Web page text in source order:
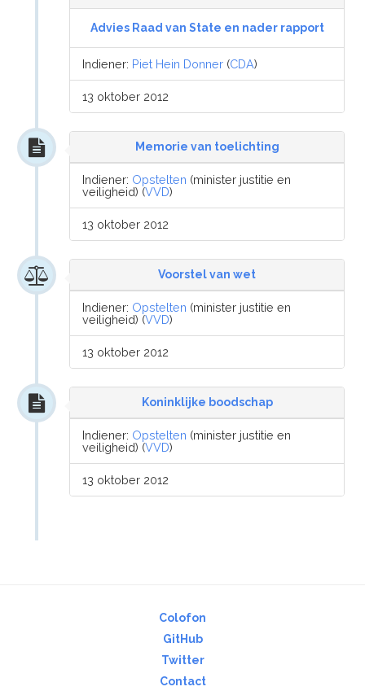
Advies Raad van State en nader rapport
Indiener: Piet Hein Donner (CDA)
13 oktober 2012
Memorie van toelichting
Indiener: Opstelten (minister justitie en
veiligheid) (VVD)
13 oktober 2012
Voorstel van wet
Indiener: Opstelten (minister justitie en
veiligheid) (VVD)
13 oktober 2012
Koninklijke boodschap
Indiener: Opstelten (minister justitie en
veiligheid) (VVD)
13 oktober 2012
Colofon
GitHub
Twitter
Contact